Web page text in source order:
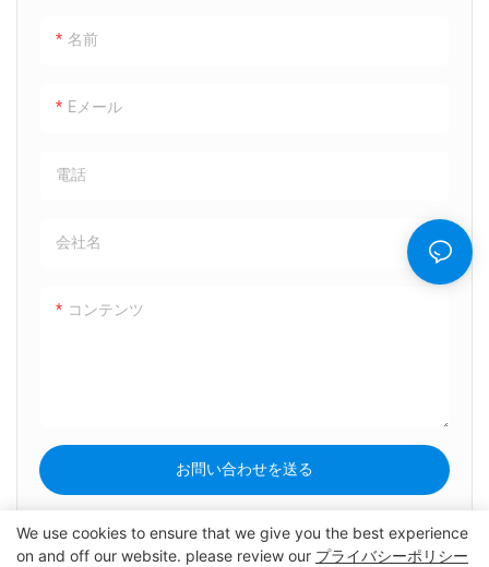
名前
Eメール
電話
会社名
コンテンツ
お問い合わせを送る
We use cookies to ensure that we give you the best experience
on and off our website. please review our プライバシーポリシー